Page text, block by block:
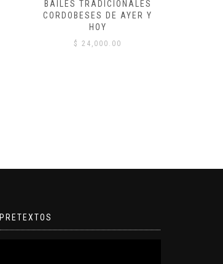
BAILES TRADICIONALES
CORDOBESES DE AYER Y
HOY
$ 24,000.00
PRETEXTOS